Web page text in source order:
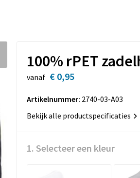
100% rPET
vanaf € 0,95
Artikelnummer: 2740-03-A03
Bekijk alle productspecificaties
1. Selecteer een kleur